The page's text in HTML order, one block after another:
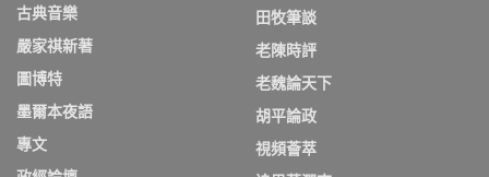
古典音樂
嚴家祺新著
圖博特
墨爾本夜語
專文
田牧筆談
老陳時評
老魏論天下
胡平論政
視頻薈萃